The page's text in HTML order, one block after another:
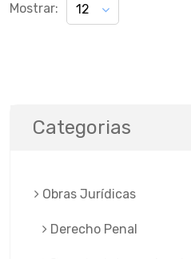
Mostrar: 12
Categorias
Obras Jurí­dicas
Derecho Penal